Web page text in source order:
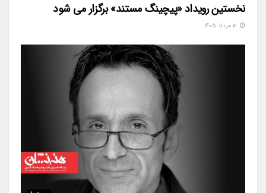
نخستین رویداد «پیچینگ مستند» برگزار می شود